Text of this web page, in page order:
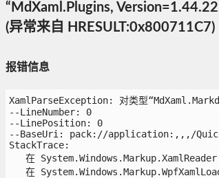
“MdXaml.Plugins,
(异常来自 HRESULT:0x800711C7)
报错信息
XamlParseException: 对类型
--LineNumber: 0
--LinePosition: 0
--BaseUri: pack://application:,,,/
StackTrace:
在
在